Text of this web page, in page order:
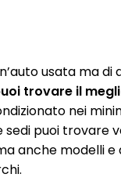
usata ma di
trovare il
nei
sedi puoi trovare
anche modelli e